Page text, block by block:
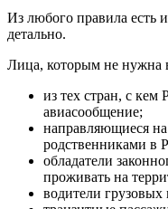
Из любого правила есть
детально.
Лица, которым не нужна
из тех стран, с кем
авиасообщение;
направляющиеся на
родственниками в
обладатели
проживать на
водители